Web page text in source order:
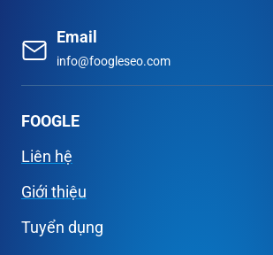
Email
info@foogleseo.com
FOOGLE
Liên hệ
Giới thiệu
Tuyển dụng